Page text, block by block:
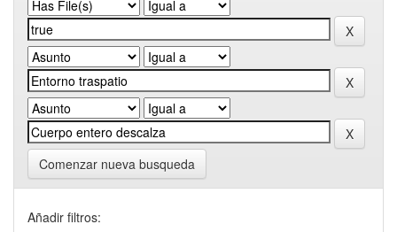
Comenzar nueva busqueda
Añadir filtros: